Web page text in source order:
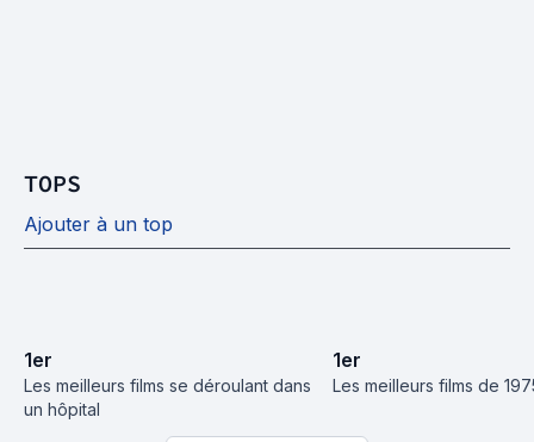
TOPS
Ajouter à un top
1er
Les meilleurs films se déroulant dans
un hôpital
1er
Les meilleurs films de